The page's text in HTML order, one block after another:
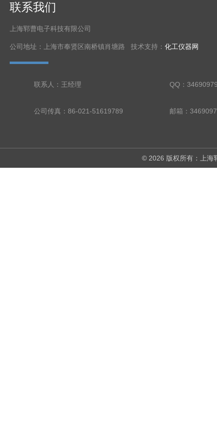
联系我们
上海郓曹电子科技有限公司
公司地址：上海市奉贤区南桥镇肖塘路 技术支持： 化工仪器网
联系人：王经理 QQ：
公司传真：86-021-51619789 邮箱：
© 2026 版权所有：上